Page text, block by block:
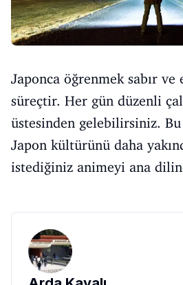
Japonca öğrenmek sabır
süreçtir. Her gün düzenli
üstesinden gelebilirsiniz.
Japon kültürünü daha
istediğiniz animeyi ana